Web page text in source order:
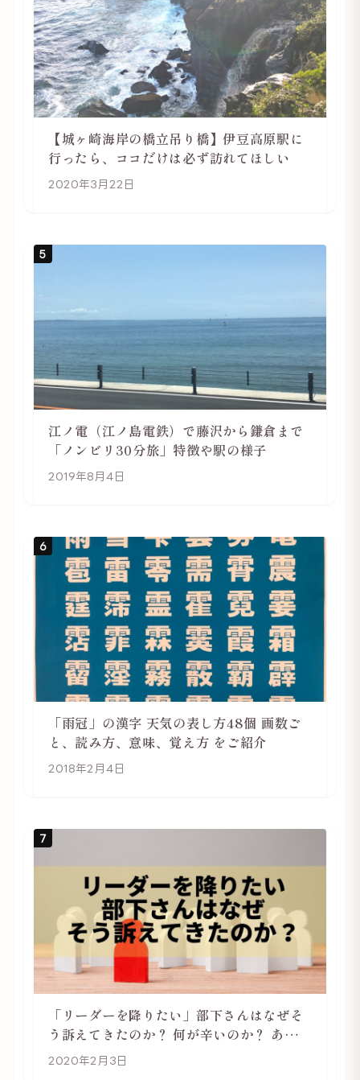
【城ヶ崎海岸の橋立吊り橋】伊豆高原駅に
行ったら、ココだけは必ず訪れてほしい
2020年3月22日
5
江ノ電（江ノ島電鉄）で藤沢から鎌倉まで
「ノンビリ30分旅」特徴や駅の様子
2019年8月4日
6
「雨冠」の漢字 天気の表し方48個 画数ご
と、読み方、意味、覚え方 をご紹介
2018年2月4日
7
「リーダーを降りたい」部下さんはなぜそ
う訴えてきたのか？ 何が辛いのか？ あらた
めて考えてみる
2020年2月3日